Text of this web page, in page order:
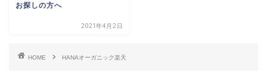
お探しの方へ
2021年4月2日
HOME HANAオーガニック楽天